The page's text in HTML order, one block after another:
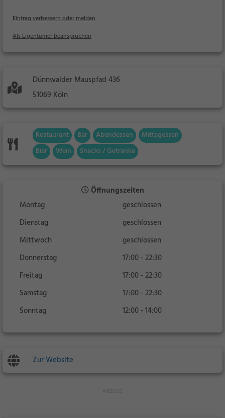
Eintrag verbessern oder melden
Als Eigentümer beanspruchen
Dünnwalder Mauspfad 436
51069 Köln
Restaurant Bar Abendessen
Mittagessen
Bier
Wein Snacks / Getränke
Öffnungszeiten
Montag
geschlossen
Dienstag
geschlossen
Mittwoch
geschlossen
Donnerstag
17:00 - 22:30
Freitag
17:00 - 22:30
Samstag
17:00 - 22:30
Sonntag
12:00 - 14:00
Zur Website